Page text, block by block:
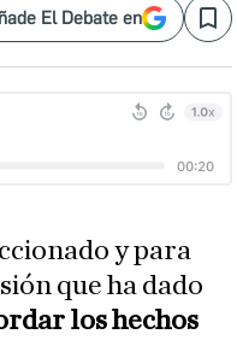
El Debate en Save
y para
que ha dado
los hechos